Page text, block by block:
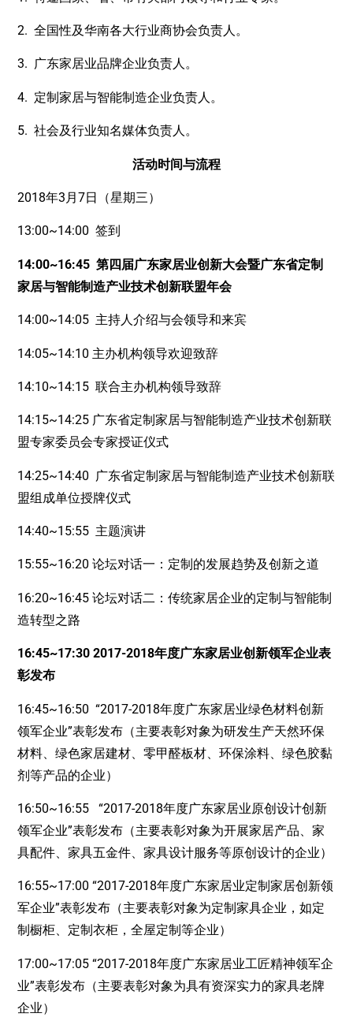
2. 全国性及华南各大行业商协会负责人。
3. 广东家居业品牌企业负责人。
4. 定制家居与智能制造企业负责人。
5. 社会及行业知名媒体负责人。
活动时间与流程
2018年3月7日（星期三）
13:00~14:00 签到
14:00~16:45 第四届广东家居业创新大会暨广东省定制
家居与智能制造产业技术创新联盟年会
14:00~14:05 主持人介绍与会领导和来宾
14:05~14:10 主办机构领导欢迎致辞
14:10~14:15 联合主办机构领导致辞
14:15~14:25 广东省定制家居与智能制造产业技术创新联
盟专家委员会专家授证仪式
14:25~14:40 广东省定制家居与智能制造产业技术创新联
盟组成单位授牌仪式
14:40~15:55 主题演讲
15:55~16:20 论坛对话一：定制的发展趋势及创新之道
16:20~16:45 论坛对话二：传统家居企业的定制与智能制
造转型之路
16:45~17:30 2017-2018年度广东家居业创新领军企业表
彰发布
16:45~16:50 “2017-2018年度广东家居业绿色材料创新
领军企业”表彰发布（主要表彰对象为研发生产天然环保
材料、绿色家居建材、零甲醛板材、环保涂料、绿色胶黏
剂等产品的企业）
16:50~16:55 “2017-2018年度广东家居业原创设计创新
领军企业”表彰发布（主要表彰对象为开展家居产品、家
具配件、家具五金件、家具设计服务等原创设计的企业）
16:55~17:00 “2017-2018年度广东家居业定制家居创新领
军企业”表彰发布（主要表彰对象为定制家具企业，如定
制橱柜、定制衣柜，全屋定制等企业）
17:00~17:05 “2017-2018年度广东家居业工匠精神领军企
业”表彰发布（主要表彰对象为具有资深实力的家具老牌
企业）